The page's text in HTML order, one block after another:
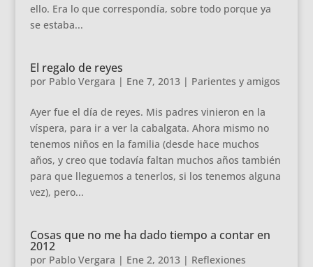
ello. Era lo que correspondía, sobre todo porque ya
se estaba...
El regalo de reyes
por Pablo Vergara | Ene 7, 2013| Parientes y amigos
Ayer fue el día de reyes. Mis padres vinieron en la
víspera, para ir a ver la cabalgata. Ahora mismo no
tenemos niños en la familia (desde hace muchos
años, y creo que todavía faltan muchos años también
para que lleguemos a tenerlos, si los tenemos alguna
vez), pero...
Cosas que no me ha dado tiempo a contar en
2012
por Pablo Vergara | Ene 2, 2013| Reflexiones